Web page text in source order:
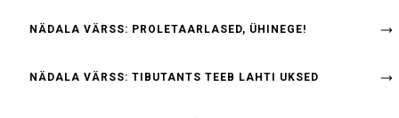
NÄDALA VÄRSS: PROLETAARLASED, ÜHINEGE!
NÄDALA VÄRSS: TIBUTANTS TEEB LAHTI UKSED